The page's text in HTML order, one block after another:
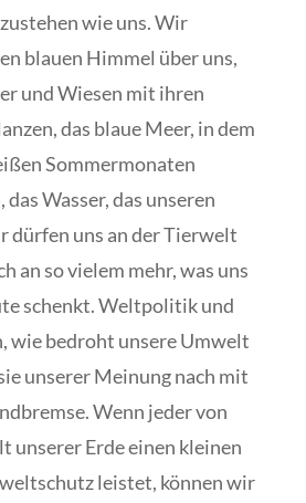
wie uns. Wir
blauen Himmel über uns,
und Wiesen mit ihren
das blaue Meer, in dem
Sommermonaten
Wasser, das unseren
dürfen uns an der Tierwelt
an so vielem mehr, was uns
schenkt. Weltpolitik und
wie bedroht unsere Umwelt
unserer Meinung nach mit
Wenn jeder von
unserer Erde einen kleinen
leistet, können wir